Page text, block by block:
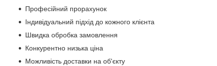
Професійний прорахунок
Індивідуальний підхід до кожного клієнта
Швидка обробка замовлення
Конкурентно низька ціна
Можливість доставки на об'єкту